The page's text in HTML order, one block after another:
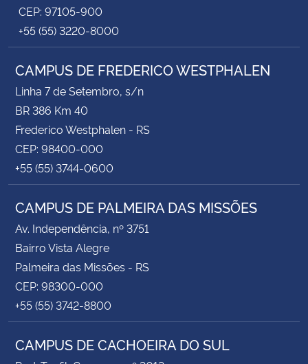
CEP: 97105-900
+55 (55) 3220-8000
CAMPUS DE FREDERICO WESTPHALEN
Linha 7 de Setembro, s/n
BR 386 Km 40
Frederico Westphalen - RS
CEP: 98400-000
+55 (55) 3744-0600
CAMPUS DE PALMEIRA DAS MISSÕES
Av. Independência, nº 3751
Bairro Vista Alegre
Palmeira das Missões - RS
CEP: 98300-000
+55 (55) 3742-8800
CAMPUS DE CACHOEIRA DO SUL